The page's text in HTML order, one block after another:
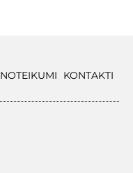
NOTEIKUMI KONTAKTI